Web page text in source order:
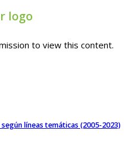
logo
to view this content.
líneas temáticas (2005-2023)